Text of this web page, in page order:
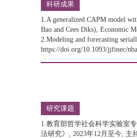
科研成果
1.A generalized CAPM model
Bao and Cees Diks), Economic
2.Modeling and forecasting
https://doi.org/10.1093/jjfinec/
研究课题
1.教育部哲学社会科学实验室
法研究》, 2023年12月至今, 主